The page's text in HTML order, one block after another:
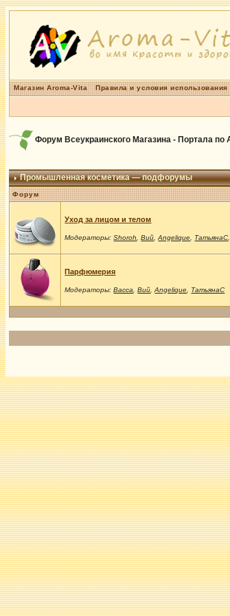
Магазин Aroma-Vita Правила и условия
Форум Всеукраинского Магазина - Портала по
Промышленная косметика — подфорумы
Форум
Уход за лицом и телом
Модераторы:Shoroh ,Вий ,Angelique ТатьянаС
Парфюмерия
Модераторы:Васса ,Вий ,Angelique ТатьянаС